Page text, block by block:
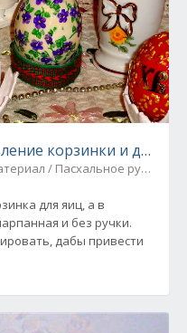
корзинки и другие
/ Пасхальное
для яиц, а в
и без ручки.
дабы привести